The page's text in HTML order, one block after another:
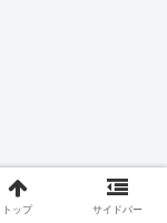
トップ サイドバー